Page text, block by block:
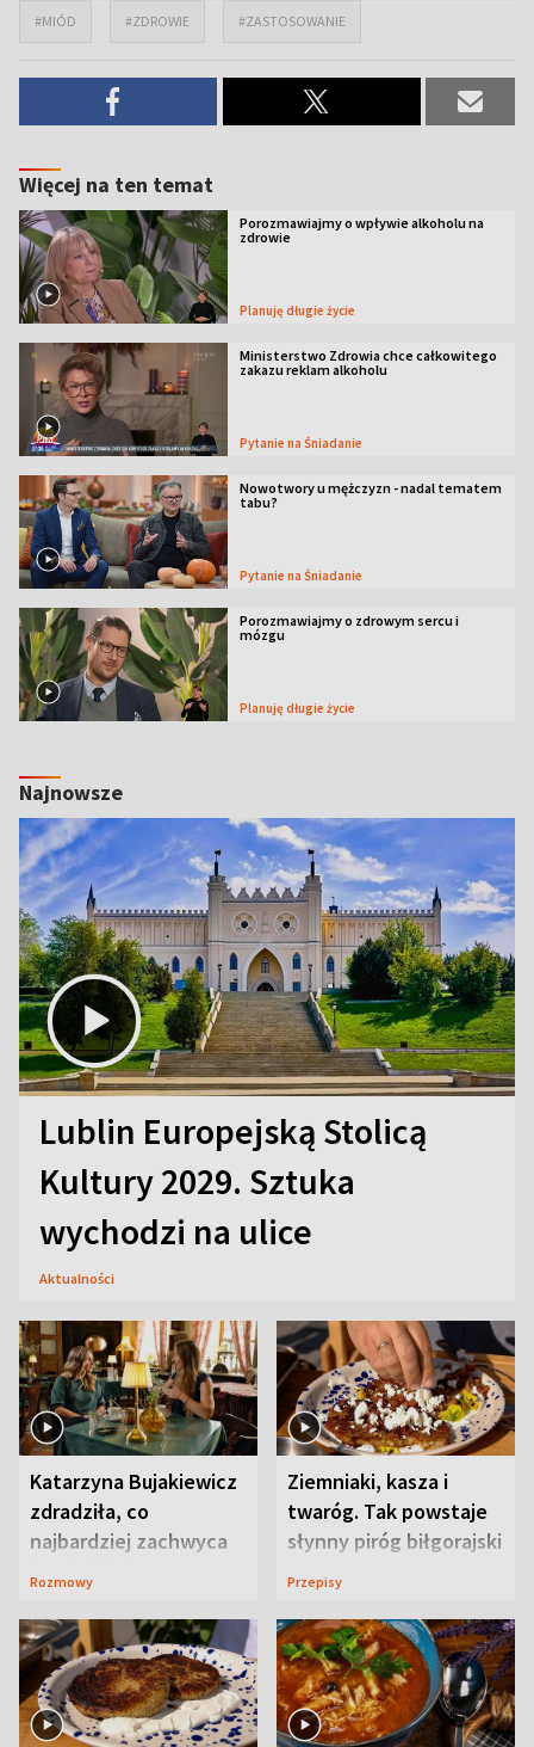
#MIÓD #ZDROWIE #ZASTOSOWANIE
Więcej na ten temat
Porozmawiajmy o wpływie alkoholu na
zdrowie
Planuję długie życie
Ministerstwo Zdrowia chce całkowitego
zakazu reklam alkoholu
Pytanie na Śniadanie
Nowotwory u mężczyzn - nadal tematem
tabu?
Pytanie na Śniadanie
Porozmawiajmy o zdrowym sercu i
mózgu
Planuję długie życie
Najnowsze
Lublin Europejską Stolicą
Kultury 2029. Sztuka
wychodzi na ulice
Aktualności
Katarzyna Bujakiewicz
zdradziła, co
najbardziej zachwyca
ją w Lublinie
Rozmowy
Ziemniaki, kasza i
twaróg. Tak powstaje
słynny piróg biłgorajski
Przepisy